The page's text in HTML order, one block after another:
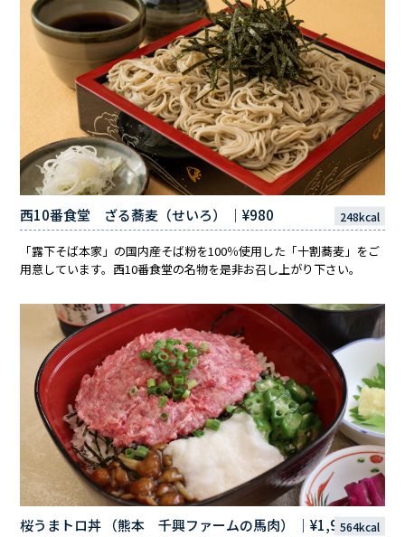
西10番食堂 ざる蕎麦（せいろ） ｜¥980 248kcal
「露下そば本家」の国内産そば粉を100％使用した「十割蕎麦」をご
用意しています。西10番食堂の名物を是非お召し上がり下さい。
桜うまトロ丼 （熊本 千興ファームの馬肉） ｜¥1,980564kcal